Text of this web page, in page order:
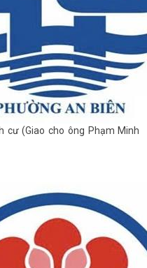
cư (Giao cho ông Phạm Minh